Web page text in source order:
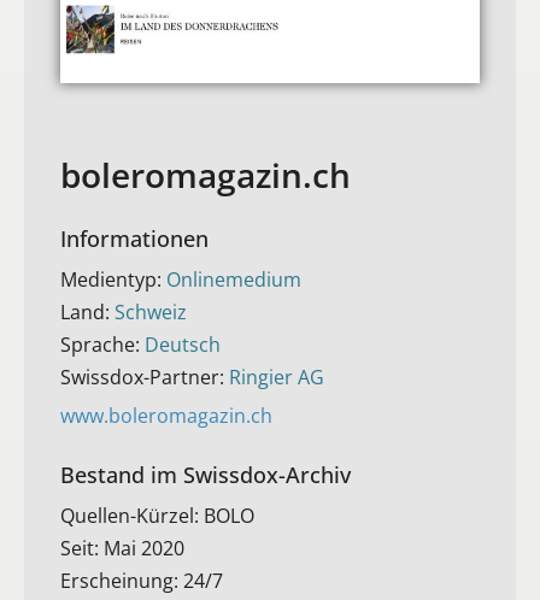
boleromagazin.ch
Informationen
Medientyp: Onlinemedium
Land: Schweiz
Sprache: Deutsch
Swissdox-Partner: Ringier AG
www.boleromagazin.ch
Bestand im Swissdox-Archiv​
Quellen-Kürzel: BOLO
Seit: Mai 2020
Erscheinung: 24/7